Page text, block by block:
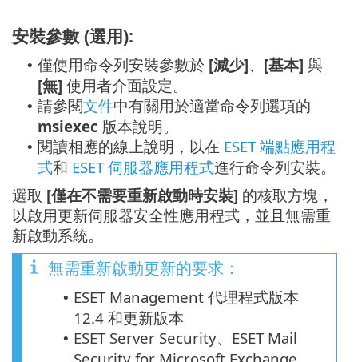
安裝參數 (選用):
• 僅使用命令列安裝參數於 [減少]、 [基本] 與
[無] 使用者介面設定。
• 請參閱文件中有關用於適當命令列選項的
msiexec 版本說明。
• 閱讀相應的線上說明，以在 ESET 端點應用程
式和 ESET 伺服器應用程式進行命令列安裝。
選取 [僅在不需要重新啟動時安裝] 的核取方塊，
以啟用更新伺服器安全性應用程式，並且無需重
新啟動系統。
無需重新啟動更新的要求：
• ESET Management 代理程式版本
12.4 和更新版本
• ESET Server Security、ESET Mail
Security for Microsoft Exchange